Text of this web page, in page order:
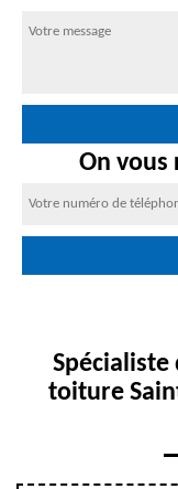
On
toiture